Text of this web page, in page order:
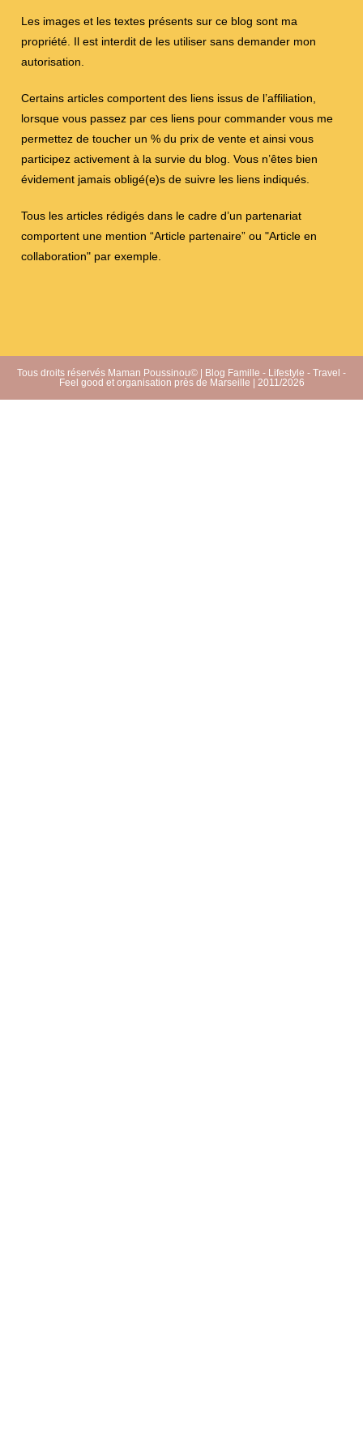
Les images et les textes présents sur ce blog sont ma
propriété. Il est interdit de les utiliser sans demander mon
autorisation.
Certains articles comportent des liens issus de l’affiliation,
lorsque vous passez par ces liens pour commander vous me
permettez de toucher un % du prix de vente et ainsi vous
participez activement à la survie du blog. Vous n’êtes bien
évidement jamais obligé(e)s de suivre les liens indiqués.
Tous les articles rédigés dans le cadre d’un partenariat
comportent une mention “Article partenaire” ou "Article en
collaboration" par exemple.
Tous droits réservés Maman Poussinou© | Blog Famille - Lifestyle - Travel -
Feel good et organisation près de Marseille | 2011/2026